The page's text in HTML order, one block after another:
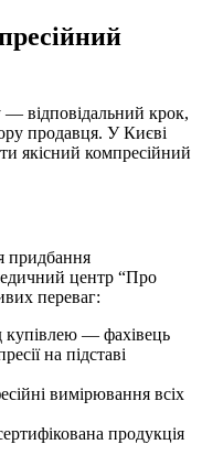
відповідальний крок,
продавця. У Києві
якісний компресійний
придбання
центр “Про
переваг:
купівлею — фахівець
на підставі
вимірювання всіх
продукція